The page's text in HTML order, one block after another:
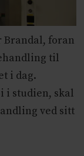
Brandal, foran
til
i dag.
i studien, skal
ved sitt